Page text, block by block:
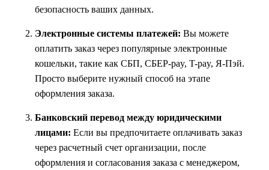
безопасность ваших данных.
Электронные системы платежей: Вы можете
оплатить заказ через популярные электронные
кошельки, такие как СБП, СБЕР-pay, T-pay, Я-Пэй.
Просто выберите нужный способ на этапе
оформления заказа.
Банковский перевод между юридическими
лицами: Если вы предпочитаете оплачивать заказ
через расчетный счет организации, после
оформления и согласования заказа с менеджером,